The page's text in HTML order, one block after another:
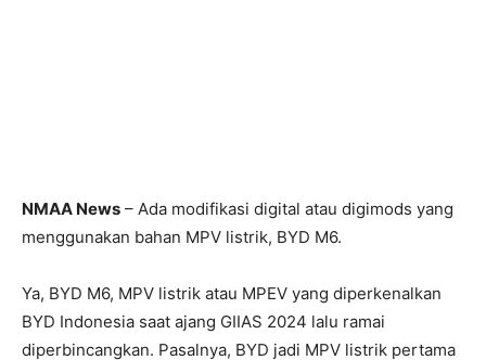
NMAA News – Ada modifikasi digital atau digimods yang
menggunakan bahan MPV listrik, BYD M6.
Ya, BYD M6, MPV listrik atau MPEV yang diperkenalkan
BYD Indonesia saat ajang GIIAS 2024 lalu ramai
diperbincangkan. Pasalnya, BYD jadi MPV listrik pertama